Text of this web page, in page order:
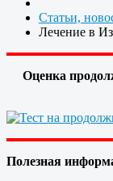
Статьи,
Лечение в
Оценка
Полезная